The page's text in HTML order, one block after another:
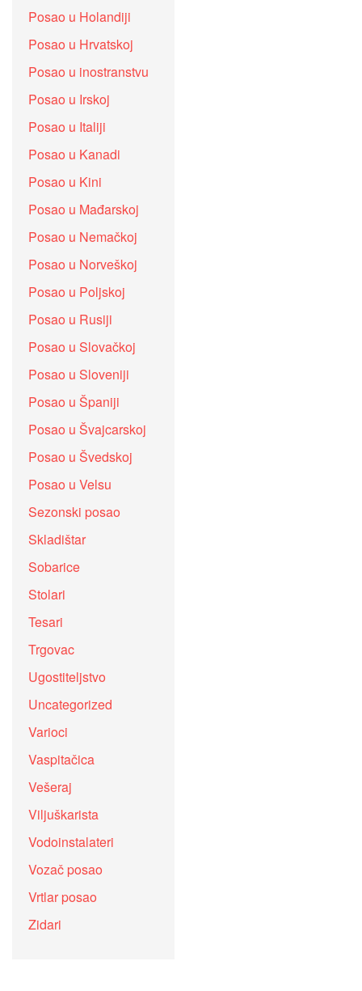
Posao u Holandiji
Posao u Hrvatskoj
Posao u inostranstvu
Posao u Irskoj
Posao u Italiji
Posao u Kanadi
Posao u Kini
Posao u Mađarskoj
Posao u Nemačkoj
Posao u Norveškoj
Posao u Poljskoj
Posao u Rusiji
Posao u Slovačkoj
Posao u Sloveniji
Posao u Španiji
Posao u Švajcarskoj
Posao u Švedskoj
Posao u Velsu
Sezonski posao
Skladištar
Sobarice
Stolari
Tesari
Trgovac
Ugostiteljstvo
Uncategorized
Varioci
Vaspitačica
Vešeraj
Viljuškarista
Vodoinstalateri
Vozač posao
Vrtlar posao
Zidari